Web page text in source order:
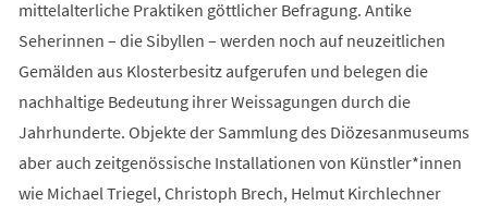
mittelalterliche Praktiken göttlicher Befragung. Antike
Seherinnen – die Sibyllen – werden noch auf neuzeitlichen
Gemälden aus Klosterbesitz aufgerufen und belegen die
nachhaltige Bedeutung ihrer Weissagungen durch die
Jahrhunderte. Objekte der Sammlung des Diözesanmuseums
aber auch zeitgenössische Installationen von Künstler*innen
wie Michael Triegel, Christoph Brech, Helmut Kirchlechner